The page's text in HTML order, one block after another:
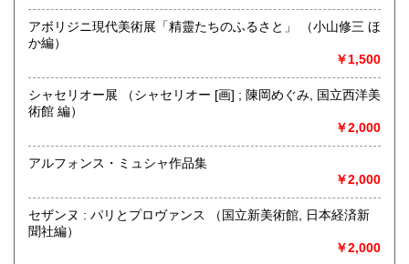
お探しの本等ございましたら、お気軽にお尋ねください。
常時宅配買取、出張買取、宅配買取も行っておりますので、
お問い合わせください。
沿線名：都営新宿線・三田線 東京メトロ半蔵門線 JR総武線
最寄駅：神保町駅A7出口徒歩3分 御茶ノ水駅徒歩9分
営業時間：平日・祭日共に 11時から18時まで
定休日：日曜定休・年末年始 (休業日:12月28日から1月4日)
書籍の買取について
まずは電話かメール、ホームページのフォーマットからご連
絡ください。
アボリジニ現代美術展「精靈たちのふるさと」 （小山修三 ほ
か編）
￥1,500
シャセリオー展 （シャセリオー [画] ; 陳岡めぐみ, 国立西洋美
術館 編）
￥2,000
アルフォンス・ミュシャ作品集
￥2,000
セザンヌ : パリとプロヴァンス （国立新美術館, 日本経済新
聞社編）
￥2,000